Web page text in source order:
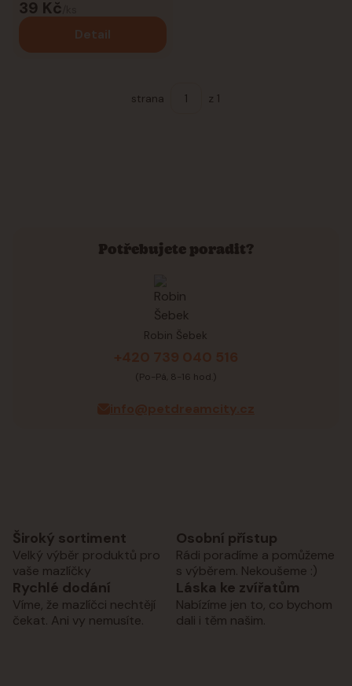
39 Kč
Detail
strana z 1
Potřebujete poradit?
Robin Šebek
+420 739 040 516
(Po-Pá, 8-16 hod.)
info@petdreamcity.cz
Široký sortiment
Velký výběr produktů pro
vaše mazlíčky
Osobní přístup
Rádi poradíme a pomůžeme
s výběrem. Nekoušeme :)
Rychlé dodání
Víme, že mazlíčci nechtějí
čekat. Ani vy nemusíte.
Láska ke zvířatům
Nabízíme jen to, co bychom
dali i těm našim.